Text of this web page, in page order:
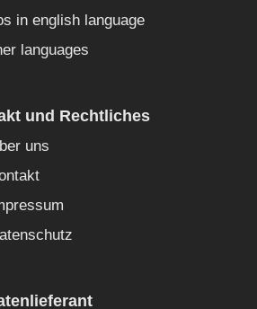
in english language
languages
und Rechtliches
uns